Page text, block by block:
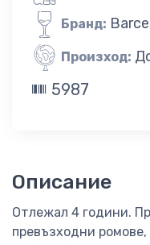
Бранд:
Произход:
5987
Описание
Отлежал 4 години.
превъзходни